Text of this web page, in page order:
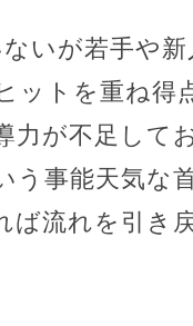
いが若手や
ットを重ね得
力が不足して
う事能天気な
ば流れを引き